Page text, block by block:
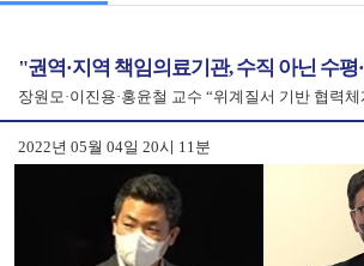
"권역·지역 책임의료기관, 수직 아닌 수평
장원모·이진용·홍윤철 교수 “위계질서 기반 협력
2022년 05월 04일 20시 11분